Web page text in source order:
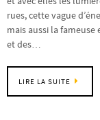
rues, cette vague
mais aussi la
et des…
LIRE LA SUITE